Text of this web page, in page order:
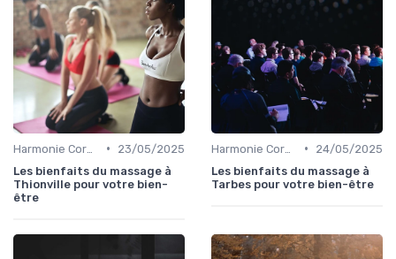
•
23/05/2025
Les bienfaits du massage à
Thionville pour votre bien-
être
•
24/05/2025
Les bienfaits du massage à
Tarbes pour votre bien-être